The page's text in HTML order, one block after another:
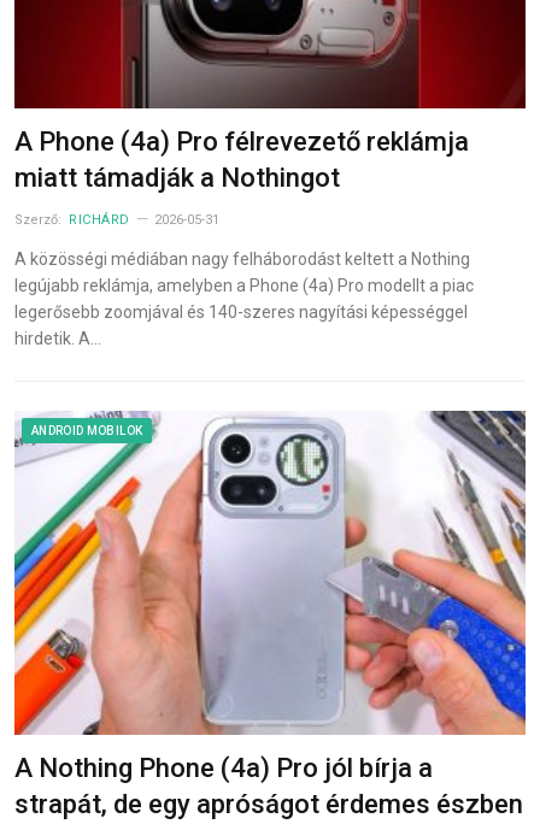
A Phone (4a) Pro félrevezető reklámja
miatt támadják a Nothingot
Szerző: RICHÁRD 2026-05-31
A közösségi médiában nagy felháborodást keltett a Nothing
legújabb reklámja, amelyben a Phone (4a) Pro modellt a piac
legerősebb zoomjával és 140-szeres nagyítási képességgel
hirdetik. A…
ANDROID MOBILOK
A Nothing Phone (4a) Pro jól bírja a
strapát, de egy apróságot érdemes észben